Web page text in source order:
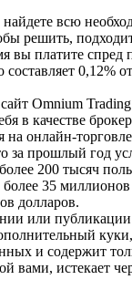
всю
решить,
вы платите спред
0,12%
Omnium
в качестве
на онлайн-
за прошлый год
200 тысяч
35
долларов.
или публикации
и содержит
вами, истекает